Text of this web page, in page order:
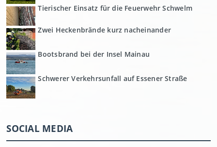
Tierischer Einsatz für die Feuerwehr Schwelm
Zwei Heckenbrände kurz nacheinander
Bootsbrand bei der Insel Mainau
Schwerer Verkehrsunfall auf Essener Straße
SOCIAL MEDIA